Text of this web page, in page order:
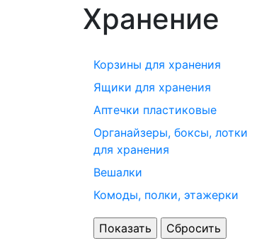
Хранение
Корзины для хранения
Ящики для хранения
Аптечки пластиковые
Органайзеры, боксы, лотки
для хранения
Вешалки
Комоды, полки, этажерки